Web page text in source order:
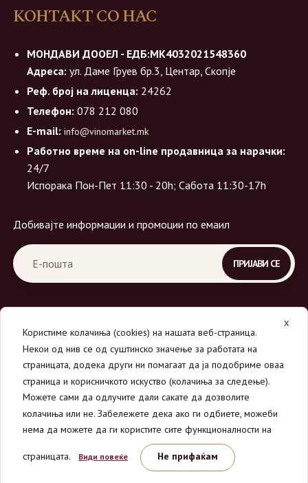
КОНТАКТ СО НАС
МОНДАВИ ДООЕЛ - ЕДБ:МК4032021548360
Адреса: ул. Даме Груев бр.3, Центар, Скопје
Реф. број на лиценца: 24262
Телефон: 078 212 080
E-mail: info@vinomarket.mk
Работно време на on-line продавница за нарачки:
24/7
Испорака Пон-Пет 11:30 - 20h; Сабота 11:30-17h
Добивајте информации и промоции по емаил
© 2026Вино Маркет - МОНДАВИ ДООЕЛ.
Сите права се задржани.
X
Користиме колачиња (cookies) на нашата веб-страница.
Некои од нив се од суштинско значење за работата на
страницата, додека други ни помагаат да ја подобриме оваа
страница и корисничкото искуство (колачиња за следење).
Можете сами да одлучите дали сакате да дозволите
колачиња или не. Забележете дека ако ги одбиете, можеби
нема да можете да ги користите сите функционалности на
страницата. Види повеќе Не прифаќам